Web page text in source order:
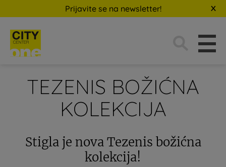
Prijavite se na newsletter!
TEZENIS BOŽIĆNA
KOLEKCIJA
Stigla je nova Tezenis božićna
kolekcija!